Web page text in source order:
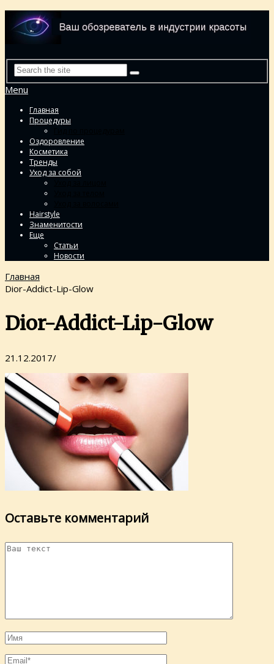
Menu
Главная
Процедуры
Оздоровление
Косметика
Тренды
Уход за собой
Hairstyle
Знаменитости
Еще
Статьи
Новости
Главная
Dior-Addict-Lip-Glow
Dior-Addict-Lip-Glow
21.12.2017/
Оставьте комментарий